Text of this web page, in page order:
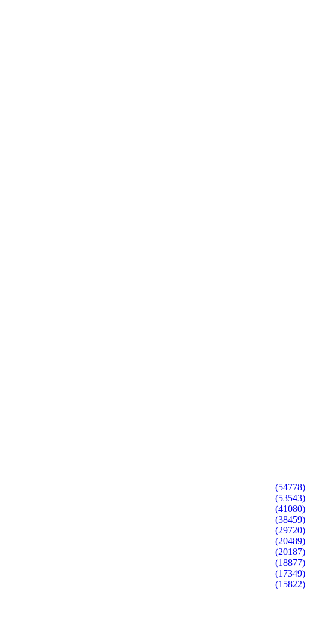
(54778)
(53543)
(41080)
(38459)
(29720)
(20489)
(20187)
(18877)
(17349)
(15822)